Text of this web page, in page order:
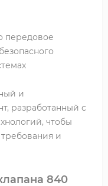
передовое
и
разработанный с
чтобы
и
840